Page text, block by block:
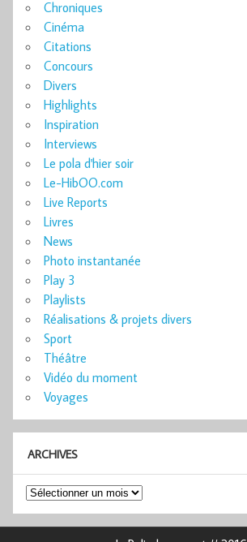
Chroniques
Cinéma
Citations
Concours
Divers
Highlights
Inspiration
Interviews
Le pola d'hier soir
Le-HibOO.com
Live Reports
Livres
News
Photo instantanée
Play 3
Playlists
Réalisations & projets divers
Sport
Théâtre
Vidéo du moment
Voyages
ARCHIVES
Archives